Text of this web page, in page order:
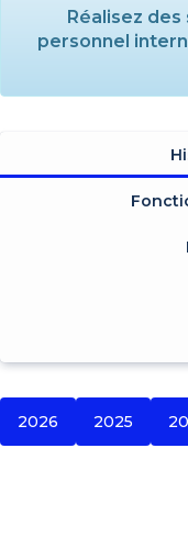
Réalisez
personnel
2026 2025